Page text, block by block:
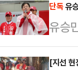
전에
자기
주는
단독유
유승
다
해 "
[지선